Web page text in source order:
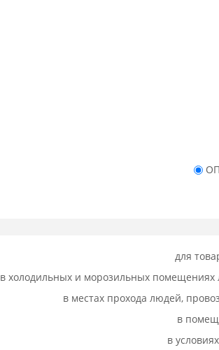
для
в холодильных и морозильных помещениях
в местах прохода людей,
в
в